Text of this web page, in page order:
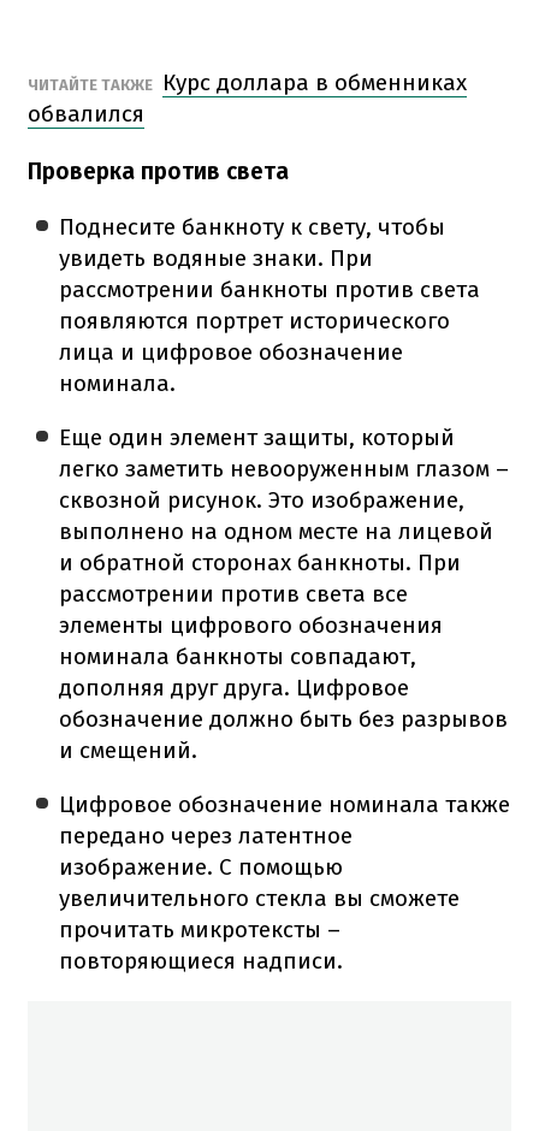
ЧИТАЙТЕ ТАКЖЕ
Курс доллара в обменниках
обвалился
Проверка против света
Поднесите банкноту к свету, чтобы
увидеть водяные знаки. При
рассмотрении банкноты против света
появляются портрет исторического
лица и цифровое обозначение
номинала.
Еще один элемент защиты, который
легко заметить невооруженным глазом –
сквозной рисунок. Это изображение,
выполнено на одном месте на лицевой
и обратной сторонах банкноты. При
рассмотрении против света все
элементы цифрового обозначения
номинала банкноты совпадают,
дополняя друг друга. Цифровое
обозначение должно быть без разрывов
и смещений.
Цифровое обозначение номинала также
передано через латентное
изображение. С помощью
увеличительного стекла вы сможете
прочитать микротексты –
повторяющиеся надписи.